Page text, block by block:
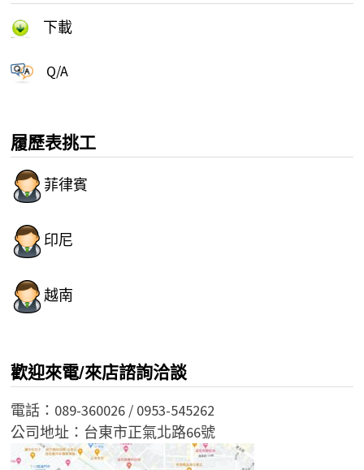
下載
Q/A
履歷表挑工
菲律賓
印尼
越南
歡迎來電/來店諮詢洽談
電話：089-360026 / 0953-545262
公司地址：台東市正氣北路66號